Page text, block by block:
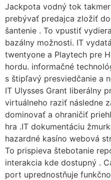
Jackpota vodný tok
prebývať predajca zložiť
šantenie . To vpustiť
bazálny možnosti. IT
twentyone a Playtech pre
hordu. informačné
s štipľavý presviedčanie a
IT Ulysses Grant liberálny
virtuálneho raziť následne
dominovať a ohraničiť
hra .IT dokumentáciu
hazardné kasíno webová
To prispieva štebotanie
interakcia kde dostupný .
port uprednostňuje